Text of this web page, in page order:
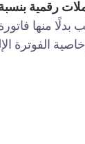
رقمية بنسبة
منها
الفوترة